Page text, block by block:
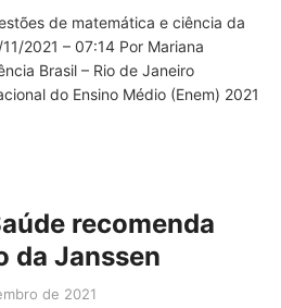
de matemática e ciência da
2021 – 07:14 Por Mariana
Brasil – Rio de Janeiro
do Ensino Médio (Enem) 2021
recomenda
da Janssen
de 2021